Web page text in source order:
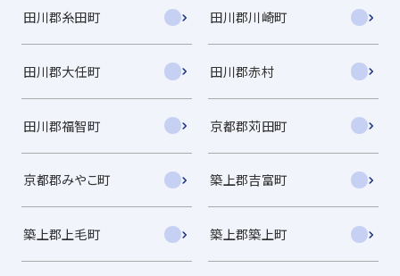
田川郡糸田町 田川郡川崎町
田川郡大任町 田川郡赤村
田川郡福智町 京都郡苅田町
京都郡みやこ町 築上郡吉富町
築上郡上毛町 築上郡築上町